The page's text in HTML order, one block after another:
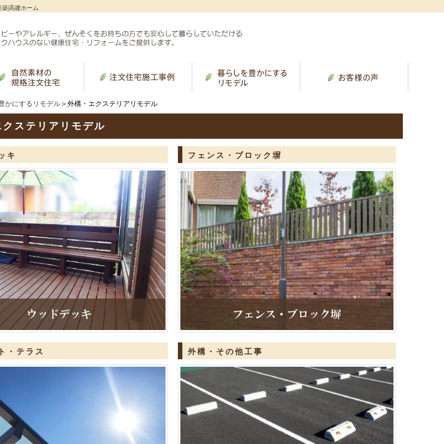
築|高建ホーム
かにするリモデル ＞外構・エクステリアリモデル
ステリアリモデル
キ フェンス・ブロック塀
・テラス 外構・その他工事